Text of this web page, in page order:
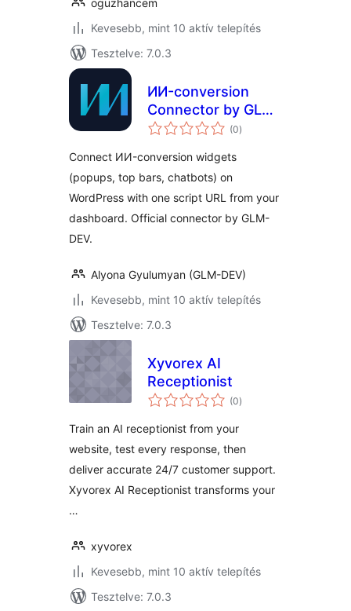
oguzhancem
Kevesebb, mint 10 aktív telepítés
Tesztelve: 7.0.3
ИИ-conversion
Connector by GLM-
DEV
(0értékelés
összesen
)
Connect ИИ-conversion widgets
(popups, top bars, chatbots) on
WordPress with one script URL from your
dashboard. Official connector by GLM-
DEV.
Alyona Gyulumyan (GLM-DEV)
Kevesebb, mint 10 aktív telepítés
Tesztelve: 7.0.3
Xyvorex AI
Receptionist
(0értékelés
összesen
)
Train an AI receptionist from your
website, test every response, then
deliver accurate 24/7 customer support.
Xyvorex AI Receptionist transforms your
…
xyvorex
Kevesebb, mint 10 aktív telepítés
Tesztelve: 7.0.3